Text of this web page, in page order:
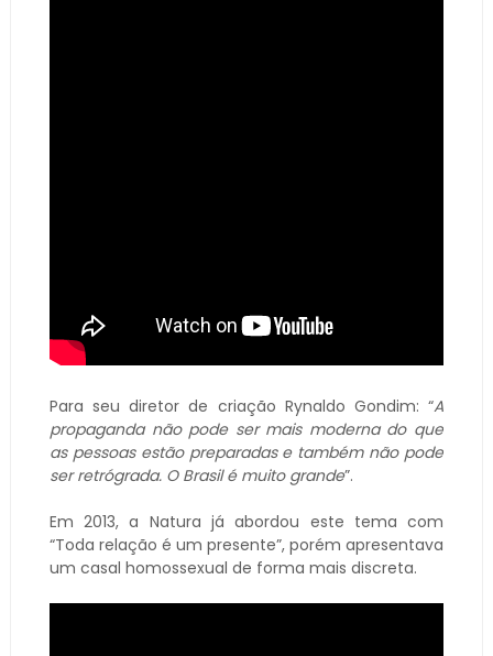
Para seu diretor de criação Rynaldo Gondim: “A
propaganda não pode ser mais moderna do que
as pessoas estão preparadas e também não pode
ser retrógrada. O Brasil é muito grande”.
Em 2013, a Natura já abordou este tema com
“Toda relação é um presente”, porém apresentava
um casal homossexual de forma mais discreta.